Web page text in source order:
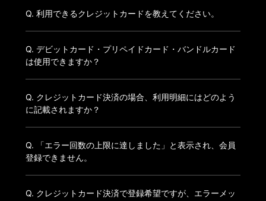
Q. 利用できるクレジットカードを教えてください。
Q. デビットカード・プリペイドカード・バンドルカード
は使用できますか？
Q. クレジットカード決済の場合、利用明細にはどのよう
に記載されますか？
Q. 「エラー回数の上限に達しました」と表示され、会員
登録できません。
Q. クレジットカード決済で登録希望ですが、エラーメッ